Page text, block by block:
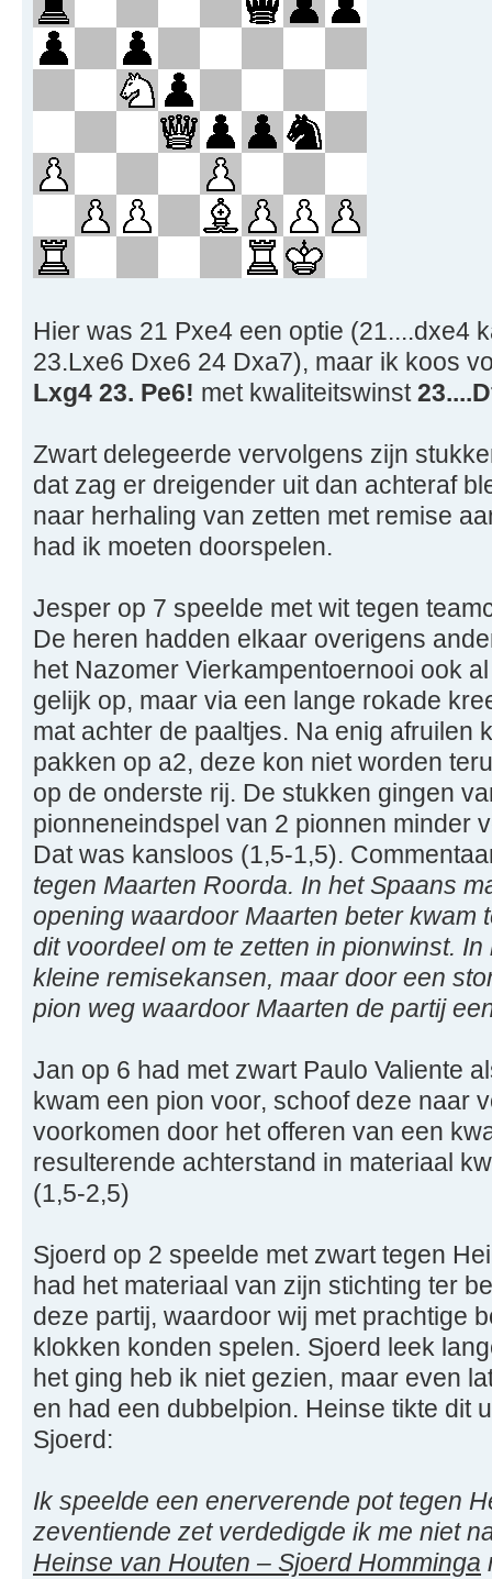
Hier was 21 Pxe4 een optie (21....dxe4
23.Lxe6 Dxe6 24 Dxa7), maar ik koos
Lxg4 23. Pe6! met kwaliteitswinst
Zwart delegeerde vervolgens zijn
dat zag er dreigender uit dan achteraf
naar herhaling van zetten met remise
had ik moeten doorspelen.
Jesper op 7 speelde met wit tegen
De heren hadden elkaar overigens
het Nazomer Vierkampentoernooi ook
gelijk op, maar via een lange rokade
mat achter de paaltjes. Na enig afruilen
pakken op a2, deze kon niet worden
op de onderste rij. De stukken gingen
pionneneindspel van 2 pionnen minder
Dat was kansloos (1,5-1,5).
tegen Maarten Roorda. In het Spaans
opening waardoor Maarten beter kwam
dit voordeel om te zetten in pionwinst.
kleine remisekansen, maar door een
pion weg waardoor Maarten de partij
Jan op 6 had met zwart Paulo Valiente
kwam een pion voor, schoof deze naar
voorkomen door het offeren van een
resulterende achterstand in materiaal
(1,5-2,5)
Sjoerd op 2 speelde met zwart tegen
had het materiaal van zijn stichting ter
deze partij, waardoor wij met prachtige
klokken konden spelen. Sjoerd leek
het ging heb ik niet gezien, maar even
en had een dubbelpion. Heinse tikte dit
Sjoerd:
Ik speelde een enerverende pot tegen
zeventiende zet verdedigde ik me niet
Heinse van Houten – Sjoerd Homminga